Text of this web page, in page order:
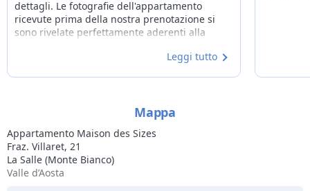
dettagli. Le fotografie dell'appartamento
ricevute prima della nostra prenotazione si
sono rivelate perfettamente aderenti alla
confortevoli e silenziose e i due bagni sono
per le nostre escursioni nei dintorni del Monte
Bianco; altre splendide località ed occasioni di
trekking anche impegnativi si raggiungono
percorrendo solo pochi chilometri. I padroni di
casa sono stati molto gentili e disponibili,
rendendo il nostro soggiorno veramente
Leggi tutto
Mappa
Appartamento Maison des Sizes
Fraz. Villaret, 21
La Salle (Monte Bianco)
Valle d’Aosta